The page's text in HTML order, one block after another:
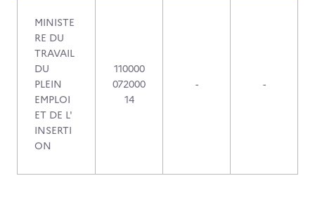
MINISTE
RE DU
TRAVAIL
DU
PLEIN
EMPLOI
ET DE L'
INSERTI
ON
110000
072000
14
- -